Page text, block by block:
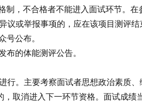
，不合格者不能进入面试环节。
举报事项的，应在该项目测评结
公布。
的体能测评公告。
。主要考察面试者思想政治素质
取消进入下一环节资格。面试成绩